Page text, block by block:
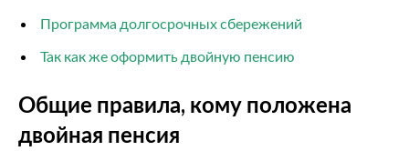
Программа долгосрочных сбережений
Так как же оформить двойную пенсию
Общие правила, кому положена
двойная пенсия